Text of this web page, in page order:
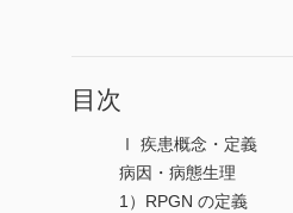
目次
Ⅰ 疾患概念・定義
病因・病態生理
1）RPGN の定義